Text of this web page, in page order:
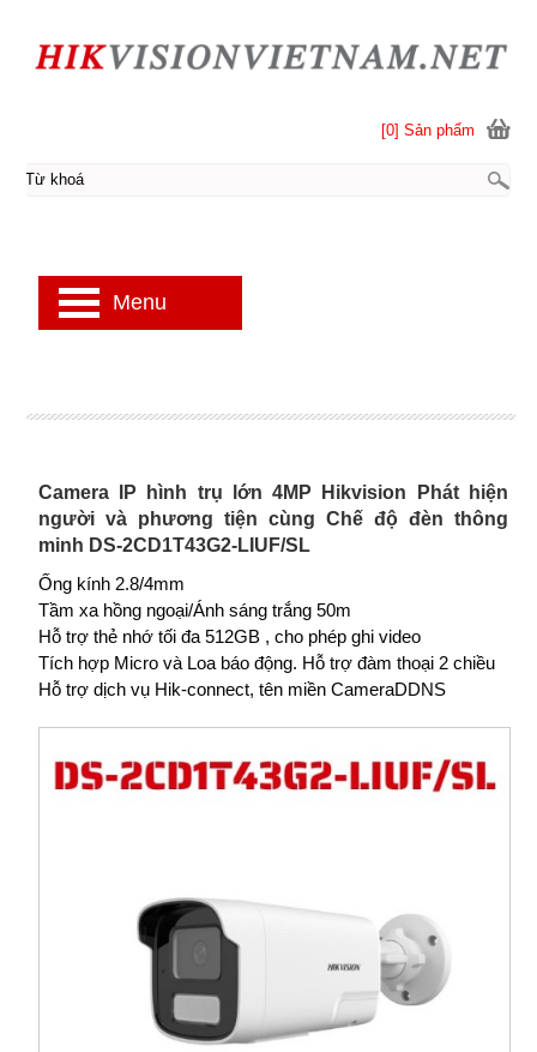
Camera IP hình trụ lớn 4MP Hikvision Phát hiện
người và phương tiện cùng Chế độ đèn thông
minh DS-2CD1T43G2-LIUF/SL
Ống kính 2.8/4mm
Tầm xa hồng ngoại/Ánh sáng trắng 50m
Hỗ trợ thẻ nhớ tối đa 512GB , cho phép ghi video
Tích hợp Micro và Loa báo động. Hỗ trợ đàm thoại 2 chiều
Hỗ trợ dịch vụ Hik-connect, tên miền CameraDDNS
[0] Sản phẩm
Menu